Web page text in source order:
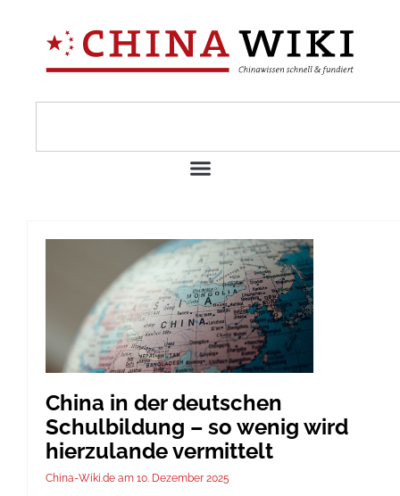
China in der deutschen
Schulbildung – so wenig wird
hierzulande vermittelt
China-Wiki.de 10. Dezember 2025